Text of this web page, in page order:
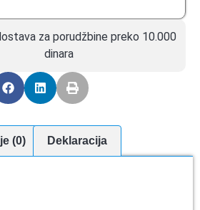
za porudžbine preko 10.000
dinara
(0) Deklaracija